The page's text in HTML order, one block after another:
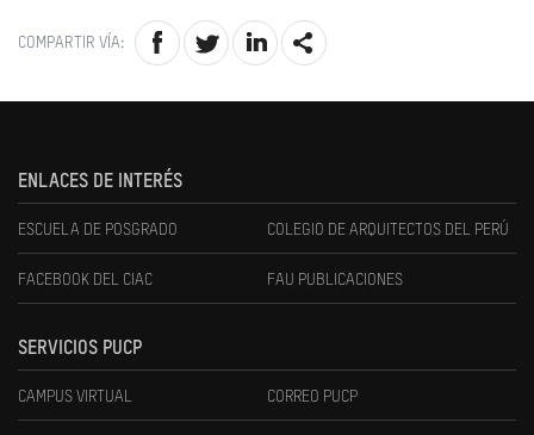
COMPARTIR VÍA:
ENLACES DE INTERÉS
ESCUELA DE POSGRADO COLEGIO DE ARQUITECTOS DEL PERÚ
FACEBOOK DEL CIAC FAU PUBLICACIONES
SERVICIOS PUCP
CAMPUS VIRTUAL CORREO PUCP